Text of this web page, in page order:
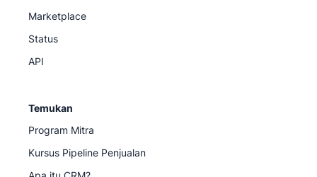
Marketplace
Status
API
Temukan
Program Mitra
Kursus Pipeline Penjualan